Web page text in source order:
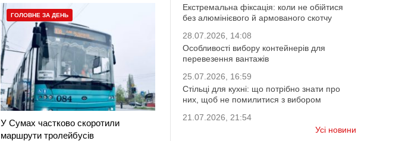
ГОЛОВНЕ ЗА ДЕНЬ
У Сумах частково скоротили
маршрути тролейбусів
Екстремальна фіксація: коли не обійтися
без алюмінієвого й армованого скотчу
28.07.2026, 14:08
Особливості вибору контейнерів для
перевезення вантажів
25.07.2026, 16:59
Стільці для кухні: що потрібно знати про
них, щоб не помилитися з вибором
21.07.2026, 21:54
Усі новини